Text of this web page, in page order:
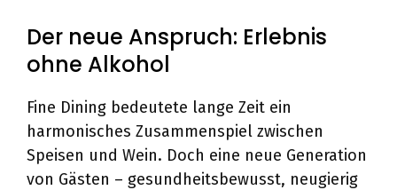
Der neue Anspruch: Erlebnis
ohne Alkohol
Fine Dining bedeutete lange Zeit ein
harmonisches Zusammenspiel zwischen
Speisen und Wein. Doch eine neue Generation
von Gästen – gesundheitsbewusst, neugierig